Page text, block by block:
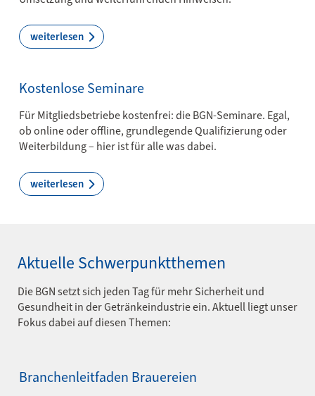
weiterlesen
Kostenlose Seminare
Für Mitgliedsbetriebe kostenfrei: die BGN-Seminare. Egal,
ob online oder offline, grundlegende Qualifizierung oder
Weiterbildung – hier ist für alle was dabei.
weiterlesen
Aktuelle Schwerpunktthemen
Die BGN setzt sich jeden Tag für mehr Sicherheit und
Gesundheit in der Getränkeindustrie ein. Aktuell liegt unser
Fokus dabei auf diesen Themen:
Branchenleitfaden Brauereien